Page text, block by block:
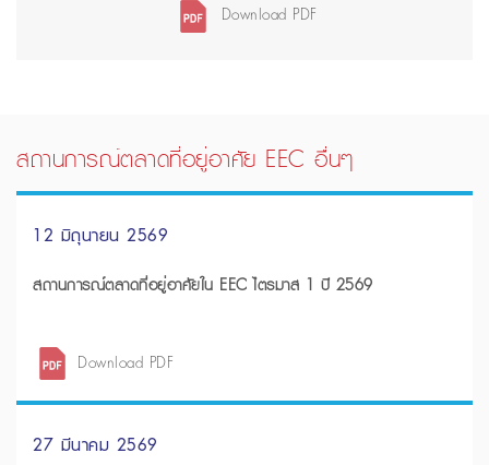
Download PDF
สถานการณ์ตลาดที่อยู่อาศัย EEC อื่นๆ
12 มิถุนายน 2569
สถานการณ์ตลาดที่อยู่อาศัยใน EEC ไตรมาส 1 ปี 2569
Download PDF
27 มีนาคม 2569